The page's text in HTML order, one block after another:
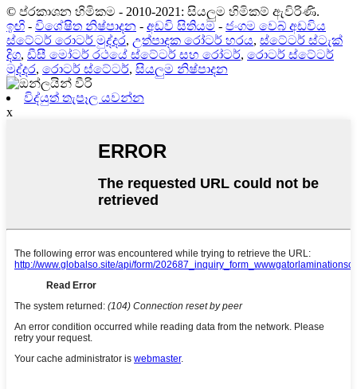
© ප්රකාශන හිමිකම - 2010-2021: සියලුම හිමිකම් ඇවිරිණි.
ඉඟි - විශේෂිත නිෂ්පාදන - අඩවි සිතියම- ජංගම වෙබ් අඩවිය
ස්ටේටර් රොටර් මුද්දර, උත්පාදක රෝටර් හරය, ස්ටේටර් ස්ටැක්
දිග, ඩීසී මෝටර් රථයේ ස්ටේටර් සහ රෝටර්, රොටර් ස්ටේටර්
මුද්දර, රොටර් ස්ටේටර්, සියලුම නිෂ්පාදන
විද්යුත් තැපෑල යවන්න
x